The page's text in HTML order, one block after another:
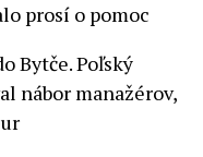
prosí o pomoc
Bytče. Poľský
nábor manažérov,